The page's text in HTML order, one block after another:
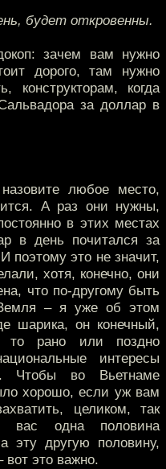
будет откровенны.
зачем вам нужно
дорого, там нужно
конструкторам, когда
за доллар в
любое место,
А раз они нужны,
в этих местах
в день почитался за
поэтому это не значит,
хотя, конечно, они
что по-другому быть
– я уже об этом
шарика, он конечный,
то рано или поздно
интересы
Чтобы во Вьетнаме
хорошо, если уж вам
целиком, так
вас одна половина
эту другую половину,
вот это важно.